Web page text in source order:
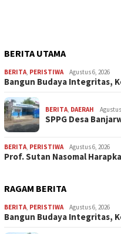
BERITA UTAMA
BERITA, PERISTIWA Agustus 6, 2026
Bangun Budaya Integritas,
BERITA, DAERAH
SPPG Desa
BERITA, PERISTIWA Agustus 6, 2026
Prof. Sutan Nasomal
RAGAM BERITA
BERITA, PERISTIWA Agustus 6, 2026
Bangun Budaya Integritas,